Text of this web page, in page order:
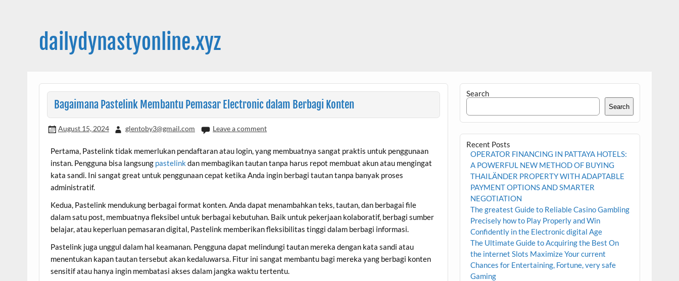
dailydynastyonline.xyz
Bagaimana Pastelink Membantu Pemasar Electronic dalam Berbagi Konten
August 15, 2024 glentoby3@gmail.com Leave a comment
Pertama, Pastelink tidak memerlukan pendaftaran atau login, yang membuatnya sangat praktis untuk penggunaan
instan. Pengguna bisa langsung pastelink dan membagikan tautan tanpa harus repot membuat akun atau mengingat
kata sandi. Ini sangat great untuk penggunaan cepat ketika Anda ingin berbagi tautan tanpa banyak proses
administratif.
Kedua, Pastelink mendukung berbagai format konten. Anda dapat menambahkan teks, tautan, dan berbagai file
dalam satu post, membuatnya fleksibel untuk berbagai kebutuhan. Baik untuk pekerjaan kolaboratif, berbagi sumber
belajar, atau keperluan pemasaran digital, Pastelink memberikan fleksibilitas tinggi dalam berbagi informasi.
Pastelink juga unggul dalam hal keamanan. Pengguna dapat melindungi tautan mereka dengan kata sandi atau
menentukan kapan tautan tersebut akan kedaluwarsa. Fitur ini sangat membantu bagi mereka yang berbagi konten
sensitif atau hanya ingin membatasi akses dalam jangka waktu tertentu.
Search
Search
Recent Posts
OPERATOR FINANCING IN PATTAYA HOTELS:
A POWERFUL NEW METHOD OF BUYING
THAILÄNDER PROPERTY WITH ADAPTABLE
PAYMENT OPTIONS AND SMARTER
NEGOTIATION
The greatest Guide to Reliable Casino Gambling
Precisely how to Play Properly and Win
Confidently in the Electronic digital Age
The Ultimate Guide to Acquiring the Best On
the internet Slots Maximize Your current
Chances for Entertaining, Fortune, very safe
Gaming